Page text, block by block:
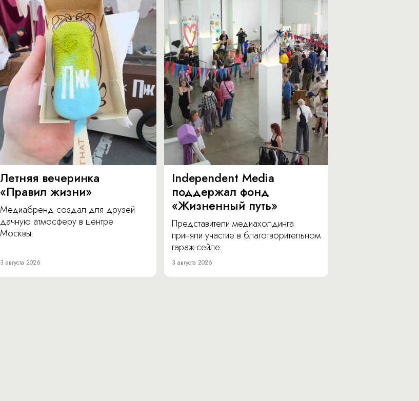
Летняя вечеринка
«Правил жизни»
Медиабренд создал для друзей
дачную атмосферу в центре
Москвы.
3 августа 2026
Independent Media
поддержал фонд
«Жизненный путь»
Представители медиахолдинга
приняли участие в благотворительном
гараж-сейле.
3 августа 2026